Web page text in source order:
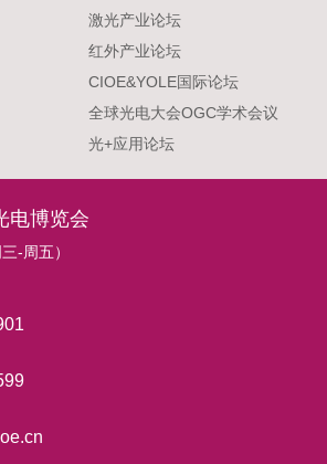
激光产业论坛
红外产业论坛
CIOE&YOLE国际论坛
全球光电大会OGC学术会议
光+应用论坛
电博览会
-周五）